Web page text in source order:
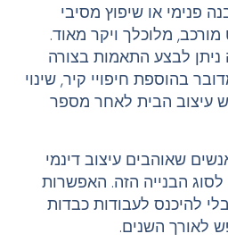
פנימי או שיפוץ מסיבי
מלוכלך ויקר מאוד.
לבצע התאמות בצורה
בהוספת חיפויי קיר, שינוי
עיצוב הבית לאחר מספר
שאוהבים עיצוב דינמי
הבנייה הזה. האפשרות
להיכנס לעבודות כבדות
לאורך השנים.